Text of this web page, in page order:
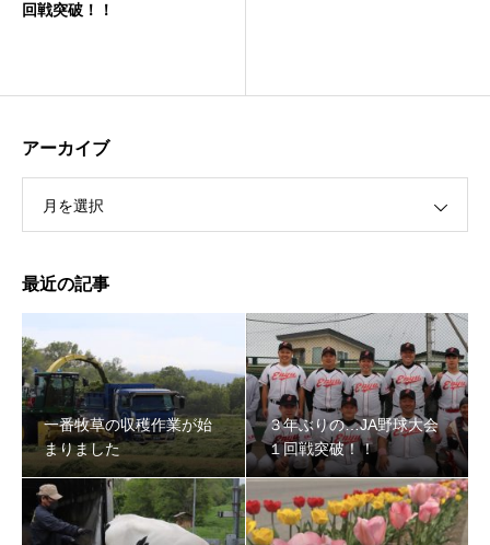
回戦突破！！
アーカイブ
月を選択
最近の記事
一番牧草の収穫作業が始
まりました
３年ぶりの…JA野球大会
１回戦突破！！